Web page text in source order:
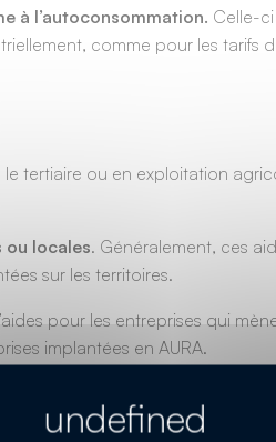
à l’autoconsommation. Celle-
comme pour les tarifs
tertiaire ou en exploitation
ou locales. Généralement, ces
sur les territoires.
pour les entreprises qui
implantées en AURA.
les dossiers examinés peuvent